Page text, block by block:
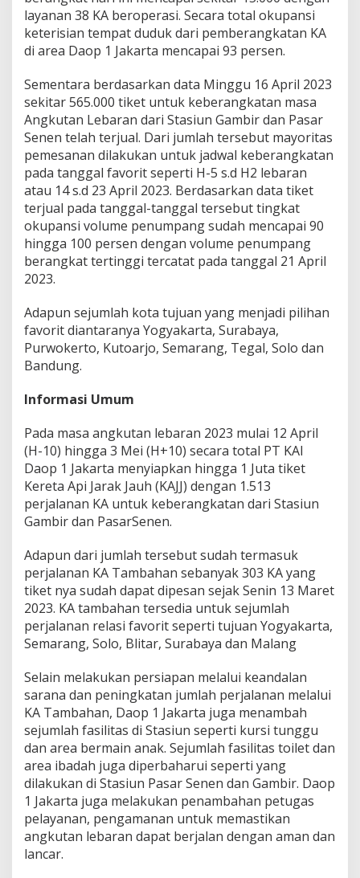
layanan 38 KA beroperasi. Secara total okupansi
keterisian tempat duduk dari pemberangkatan KA
di area Daop 1 Jakarta mencapai 93 persen.
Sementara berdasarkan data Minggu 16 April 2023
sekitar 565.000 tiket untuk keberangkatan masa
Angkutan Lebaran dari Stasiun Gambir dan Pasar
Senen telah terjual. Dari jumlah tersebut mayoritas
pemesanan dilakukan untuk jadwal keberangkatan
pada tanggal favorit seperti H-5 s.d H2 lebaran
atau 14 s.d 23 April 2023. Berdasarkan data tiket
terjual pada tanggal-tanggal tersebut tingkat
okupansi volume penumpang sudah mencapai 90
hingga 100 persen dengan volume penumpang
berangkat tertinggi tercatat pada tanggal 21 April
2023.
Adapun sejumlah kota tujuan yang menjadi pilihan
favorit diantaranya Yogyakarta, Surabaya,
Purwokerto, Kutoarjo, Semarang, Tegal, Solo dan
Bandung.
Informasi Umum
Pada masa angkutan lebaran 2023 mulai 12 April
(H-10) hingga 3 Mei (H+10) secara total PT KAI
Daop 1 Jakarta menyiapkan hingga 1 Juta tiket
Kereta Api Jarak Jauh (KAJJ) dengan 1.513
perjalanan KA untuk keberangkatan dari Stasiun
Gambir dan PasarSenen.
Adapun dari jumlah tersebut sudah termasuk
perjalanan KA Tambahan sebanyak 303 KA yang
tiket nya sudah dapat dipesan sejak Senin 13 Maret
2023. KA tambahan tersedia untuk sejumlah
perjalanan relasi favorit seperti tujuan Yogyakarta,
Semarang, Solo, Blitar, Surabaya dan Malang
Selain melakukan persiapan melalui keandalan
sarana dan peningkatan jumlah perjalanan melalui
KA Tambahan, Daop 1 Jakarta juga menambah
sejumlah fasilitas di Stasiun seperti kursi tunggu
dan area bermain anak. Sejumlah fasilitas toilet dan
area ibadah juga diperbaharui seperti yang
dilakukan di Stasiun Pasar Senen dan Gambir. Daop
1 Jakarta juga melakukan penambahan petugas
pelayanan, pengamanan untuk memastikan
angkutan lebaran dapat berjalan dengan aman dan
lancar.